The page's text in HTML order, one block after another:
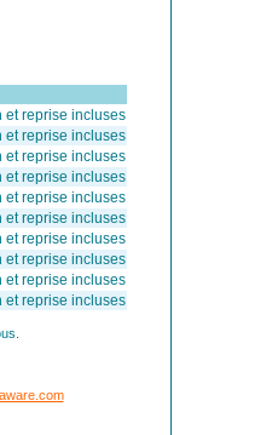
reprise incluses
reprise incluses
reprise incluses
reprise incluses
reprise incluses
reprise incluses
reprise incluses
reprise incluses
reprise incluses
reprise incluses